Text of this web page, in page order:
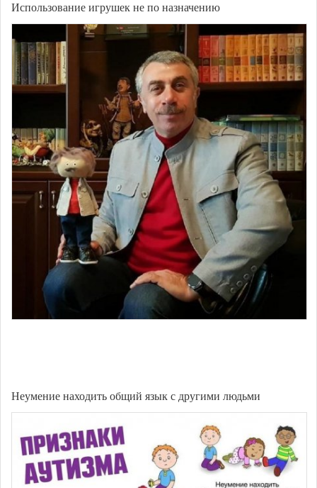
Использование игрушек не по назначению
Неумение находить общий язык с другими людьми